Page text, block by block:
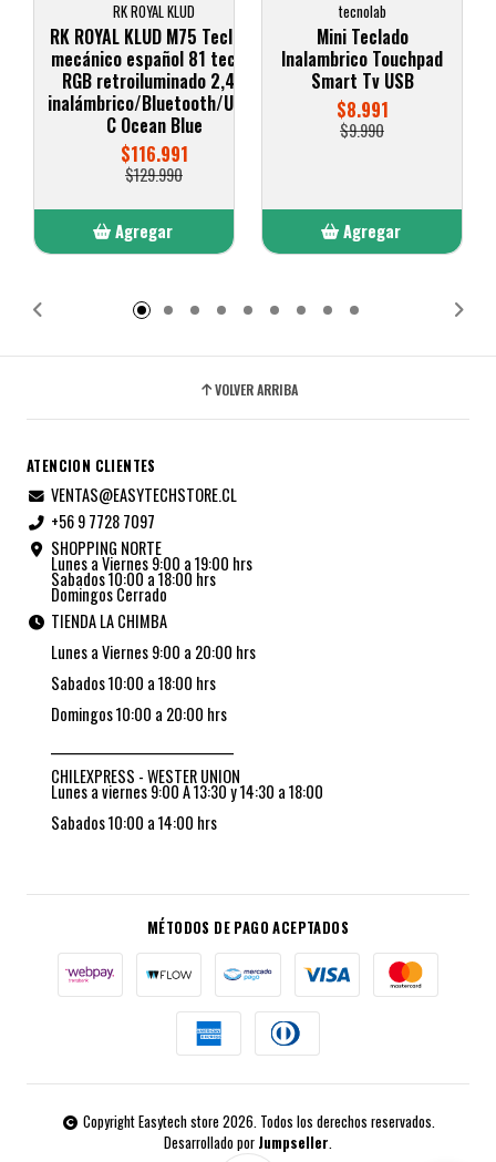
RK ROYAL KLUD
RK ROYAL KLUD M75 Teclado
mecánico español 81 teclas
RGB retroiluminado 2,4G
inalámbrico/Bluetooth/USB-
C Ocean Blue
$116.991
$129.990
Agregar
tecnolab
Mini Teclado
Inalambrico Touchpad
Smart Tv USB
$8.991
$9.990
Agregar
VOLVER ARRIBA
ATENCION CLIENTES
VENTAS@EASYTECHSTORE.CL
+56 9 7728 7097
SHOPPING NORTE
Lunes a Viernes 9:00 a 19:00 hrs
Sabados 10:00 a 18:00 hrs
Domingos Cerrado
TIENDA LA CHIMBA
Lunes a Viernes 9:00 a 20:00 hrs
Sabados 10:00 a 18:00 hrs
Domingos 10:00 a 20:00 hrs
CHILEXPRESS - WESTER UNION
Lunes a viernes 9:00 A 13:30 y 14:30 a 18:00
Sabados 10:00 a 14:00 hrs
MÉTODOS DE PAGO ACEPTADOS
Copyright Easytech store 2026. Todos los derechos reservados.
Desarrollado por Jumpseller.